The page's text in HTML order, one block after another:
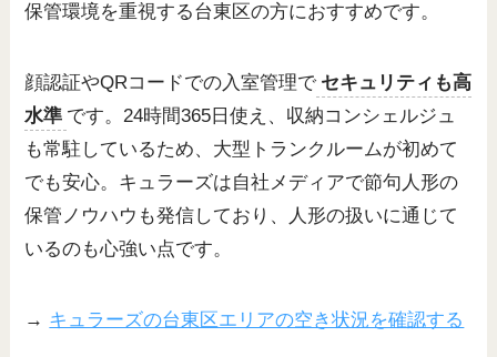
保管環境を重視する台東区の方におすすめです。
顔認証やQRコードでの入室管理で セキュリティも高
水準 です。24時間365日使え、収納コンシェルジュ
も常駐しているため、大型トランクルームが初めて
でも安心。キュラーズは自社メディアで節句人形の
保管ノウハウも発信しており、人形の扱いに通じて
いるのも心強い点です。
→ キュラーズの台東区エリアの空き状況を確認する